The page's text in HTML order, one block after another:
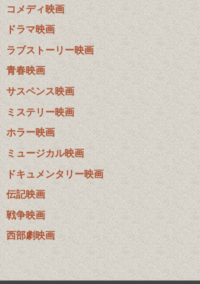
コメディ映画
ドラマ映画
ラブストーリー映画
青春映画
サスペンス映画
ミステリー映画
ホラー映画
ミュージカル映画
ドキュメンタリー映画
伝記映画
戦争映画
西部劇映画